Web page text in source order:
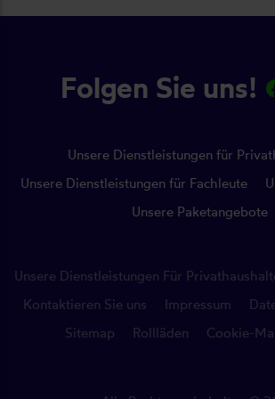
Folgen Sie uns!
Unsere Dienstleistungen für
Unsere Dienstleistungen für Fachleute
Unsere Paketangebote
Unsere Dienstleistungen Für
Kontaktieren Sie uns
Impressum
Sitemap
Rollläden Cookie-